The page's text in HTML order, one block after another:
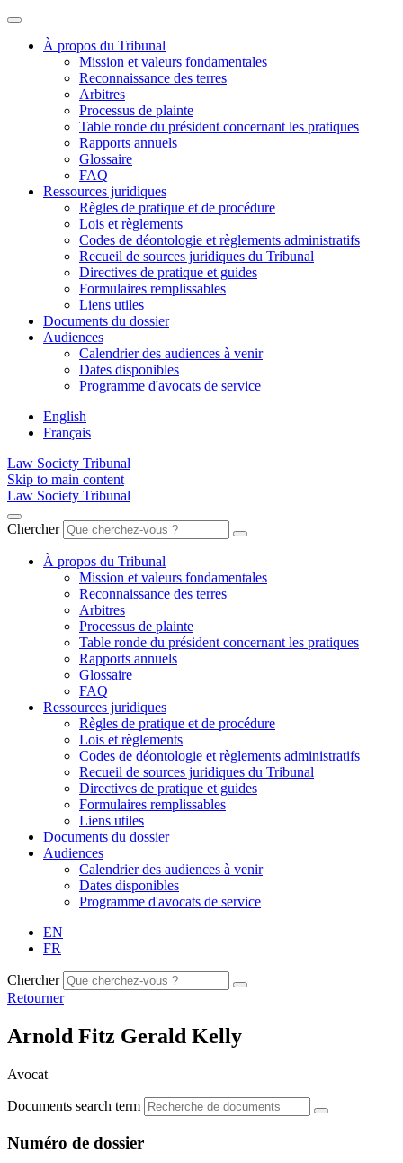
À propos du Tribunal
Mission et valeurs fondamentales
Reconnaissance des terres
Arbitres
Processus de plainte
Table ronde du président concernant les pratiques
Rapports annuels
Glossaire
FAQ
Ressources juridiques
Règles de pratique et de procédure
Lois et règlements
Codes de déontologie et règlements administratifs
Recueil de sources juridiques du Tribunal
Directives de pratique et guides
Formulaires remplissables
Liens utiles
Documents du dossier
Audiences
Calendrier des audiences à venir
Dates disponibles
Programme d'avocats de service
English
Français
Law Society Tribunal
Skip to main content
Law Society Tribunal
Chercher
À propos du Tribunal
Mission et valeurs fondamentales
Reconnaissance des terres
Arbitres
Processus de plainte
Table ronde du président concernant les pratiques
Rapports annuels
Glossaire
FAQ
Ressources juridiques
Règles de pratique et de procédure
Lois et règlements
Codes de déontologie et règlements administratifs
Recueil de sources juridiques du Tribunal
Directives de pratique et guides
Formulaires remplissables
Liens utiles
Documents du dossier
Audiences
Calendrier des audiences à venir
Dates disponibles
Programme d'avocats de service
EN
FR
Chercher
Retourner
Arnold Fitz Gerald Kelly
Avocat
Documents search term
Numéro de dossier